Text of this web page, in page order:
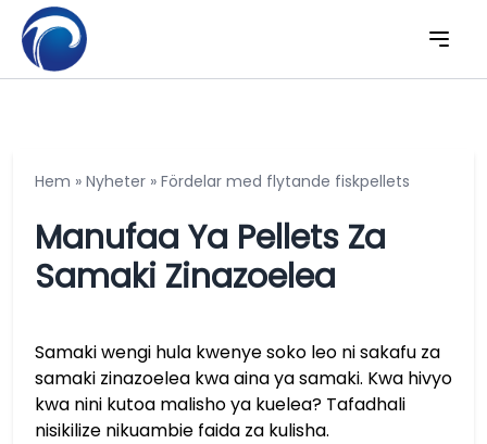
Hem » Nyheter » Fördelar med flytande fiskpellets
Manufaa Ya Pellets Za
Samaki Zinazoelea
Samaki wengi hula kwenye soko leo ni sakafu za
samaki zinazoelea kwa aina ya samaki. Kwa hivyo
kwa nini kutoa malisho ya kuelea? Tafadhali
nisikilize nikuambie faida za kulisha.